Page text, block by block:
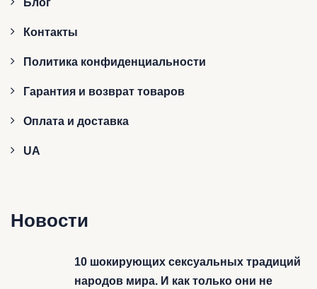
Контакты
Политика конфиденциальности
Гарантия и возврат товаров
Оплата и доставка
UA
Новости
10 шокирующих сексуальных традиций
народов мира. И как только они не